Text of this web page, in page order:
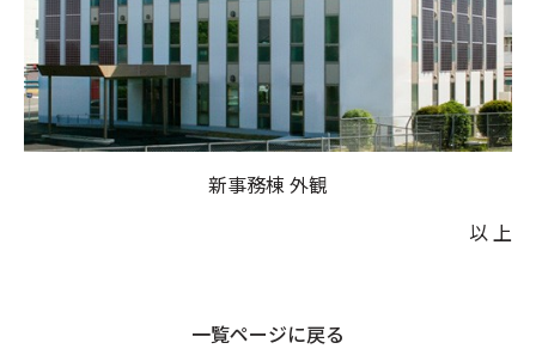
新事務棟 外観
以 上
一覧ページに戻る